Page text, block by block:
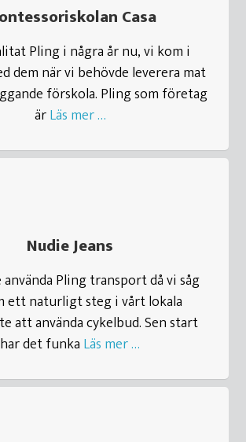
Casa
Pling i några år nu, vi kom i
dem när vi behövde leverera mat
förskola. Pling som företag
ärLäs mer …
Nudie Jeans
Pling transport då vi såg
ett naturligt steg i vårt lokala
att använda cykelbud. Sen start
har det funka Läs mer …